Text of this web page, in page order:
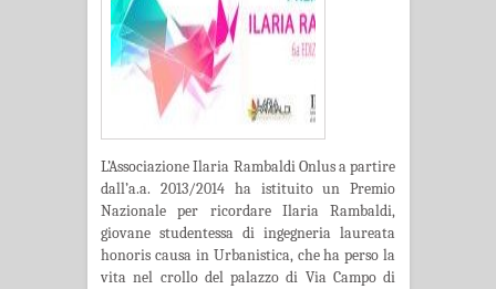
L’Associazione Ilaria Rambaldi Onlus a partire
dall’a.a. 2013/2014 ha istituito un Premio
Nazionale per ricordare Ilaria Rambaldi,
giovane studentessa di ingegneria laureata
honoris causa in Urbanistica, che ha perso la
vita nel crollo del palazzo di Via Campo di